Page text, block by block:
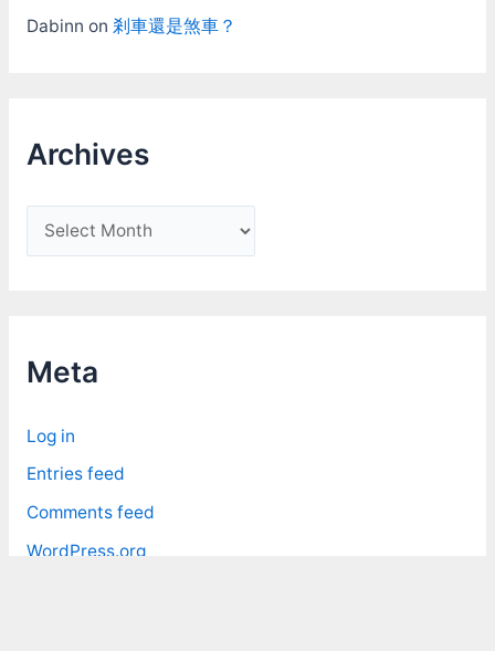
Dabinn on 剎車還是煞車？
Archives
r
i
e
s
Meta
Log in
Entries feed
Comments feed
WordPress.org